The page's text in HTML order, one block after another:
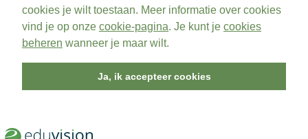
cookies je wilt toestaan. Meer informatie over cookies
vind je op onze cookie-pagina. Je kunt je cookies
beheren wanneer je maar wilt.
Ja, ik accepteer cookies